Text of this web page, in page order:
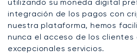
utilizando su moneda digital
integración de los pagos con
nuestra plataforma, hemos
nunca el acceso de los clientes
excepcionales servicios.